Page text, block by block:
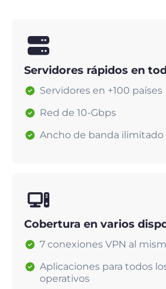
Servidores rápidos en
Servidores en +100 países
Red de 10-Gbps
Ancho de banda ilimitado
Cobertura en varios
7 conexiones VPN al
Aplicaciones para todos
operativos